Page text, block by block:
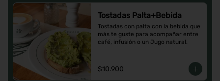
Tostadas Palta+Bebida
Tostadas con palta con la bebida que
más te guste para acompañar entre
café, infusión o un Jugo natural.
$10.900